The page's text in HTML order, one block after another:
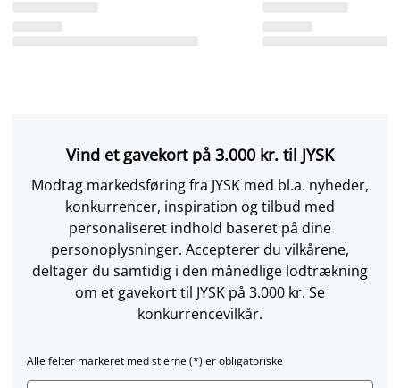
Vind et gavekort på 3.000 kr. til JYSK
Modtag markedsføring fra JYSK med bl.a. nyheder,
konkurrencer, inspiration og tilbud med
personaliseret indhold baseret på dine
personoplysninger. Accepterer du vilkårene,
deltager du samtidig i den månedlige lodtrækning
om et gavekort til JYSK på 3.000 kr. Se
konkurrencevilkår.
Alle felter markeret med stjerne (*) er obligatoriske